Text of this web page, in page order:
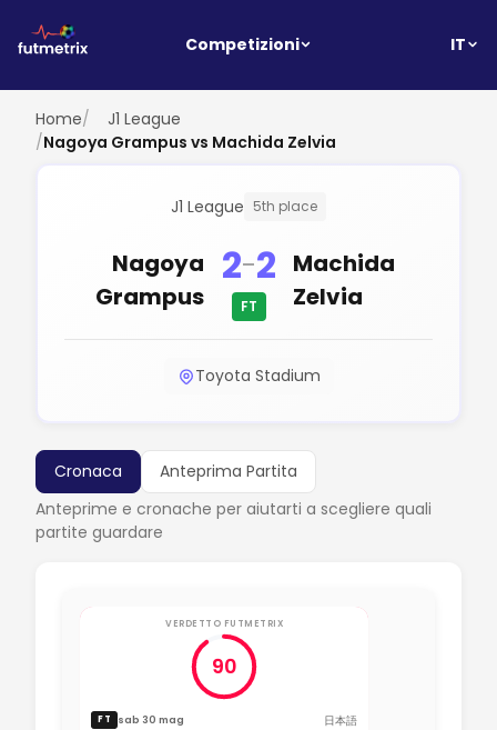
Competizioni IT
Home/
J1 League
/Nagoya Grampus vs Machida Zelvia
J1 League 5th place
Nagoya
Grampus
2-2
FT
Machida
Zelvia
Toyota Stadium
Cronaca
Anteprima Partita
Anteprime e cronache per aiutarti a scegliere quali
partite guardare
VERDETTO FUTMETRIX
90
FT sab 30 mag
日本語